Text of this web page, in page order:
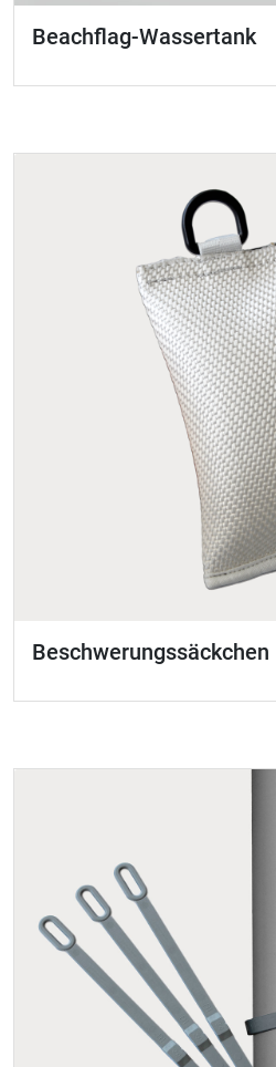
Beachflag-Wassertank
Beschwerungssäckchen